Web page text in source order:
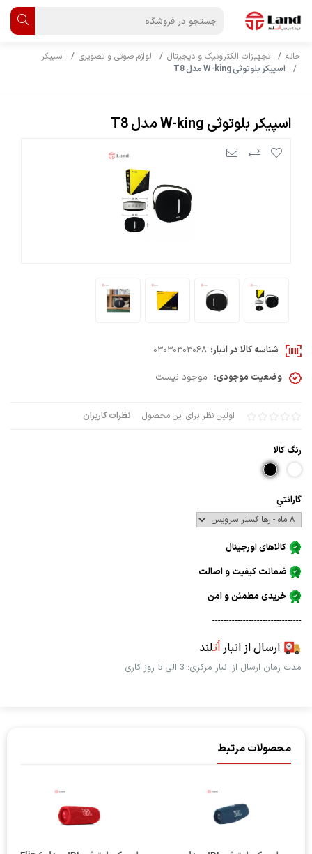
خانه تجهیزات الکترونیک و دیجیتال لوازم صوتی و تصویری
اسپیکر
اسپیکر بلوتوثی W-king مدل T8
اسپیکر بلوتوثی W-king مدل T8
اولین نظر برای این محصول نظرات کاربران
رنگ كالا
گارانتي
کالاهای اورجینال
ضمانت کیفیت و اصالت
خریدی مطمئن و امن
--------------------------------
ارسال از انباراُتلند
مدت زمان ارسال از انبار مرکزی: 3 الی 5 روز کاری
شناسه کالا در انبار: 03030303068
وضعیت موجودی: موجود نیست
محصولات مرتبط